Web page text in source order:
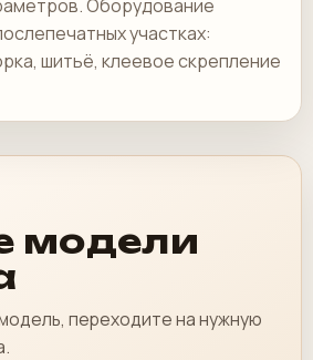
Оборудование
участках:
шитьё, клеевое скрепление
модели
переходите на нужную